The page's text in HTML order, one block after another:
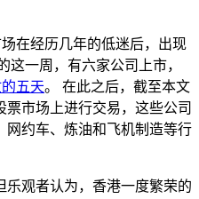
在经历几年的低迷后，出现
这一周，有六家公司上市，
五天。 在此之后，截至本文
市场上进行交易，这些公司
网约车、炼油和飞机制造等行
观者认为，香港一度繁荣的